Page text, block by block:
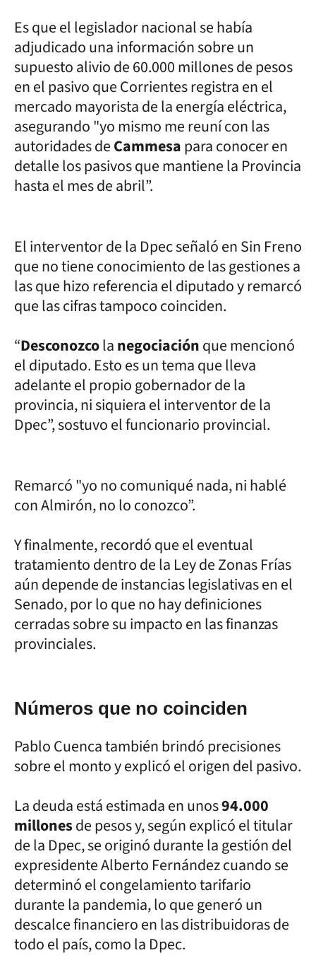
Es que el legislador nacional se había
adjudicado una información sobre un
supuesto alivio de 60.000 millones de pesos
en el pasivo que Corrientes registra en el
mercado mayorista de la energía eléctrica,
asegurando "yo mismo me reuní con las
autoridades deCammesapara conocer en
detalle los pasivos que mantiene la Provincia
hasta el mes de abril”.
El interventor de la Dpec señaló en Sin Freno
que no tiene conocimiento de las gestiones a
las que hizo referencia el diputado y remarcó
que las cifras tampoco coinciden.
“Desconozcolanegociaciónque mencionó
el diputado. Esto es un tema que lleva
adelante el propio gobernador de la
provincia, ni siquiera el interventor de la
Dpec”, sostuvo el funcionario provincial.
Remarcó "yo no comuniqué nada, ni hablé
con Almirón, no lo conozco”.
Y finalmente, recordó que el eventual
tratamiento dentro de la Ley de Zonas Frías
aún depende de instancias legislativas en el
Senado, por lo que no hay definiciones
cerradas sobre su impacto en las finanzas
provinciales.
Números que no coinciden
Pablo Cuenca también brindó precisiones
sobre el monto y explicó el origen del pasivo.
La deuda está estimada en unos94.000
millonesde pesos y, según explicó el titular
de la Dpec, se originó durante la gestión del
expresidente Alberto Fernández cuando se
determinó el congelamiento tarifario
durante la pandemia, lo que generó un
descalce financiero en las distribuidoras de
todo el país, como la Dpec.